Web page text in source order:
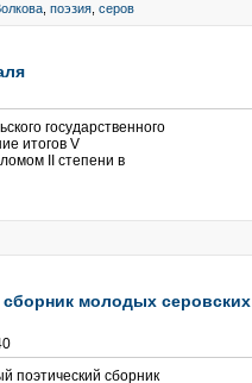
поэзия серов
государственного
итогов V
II степени в
молодых серовских
поэтический сборник